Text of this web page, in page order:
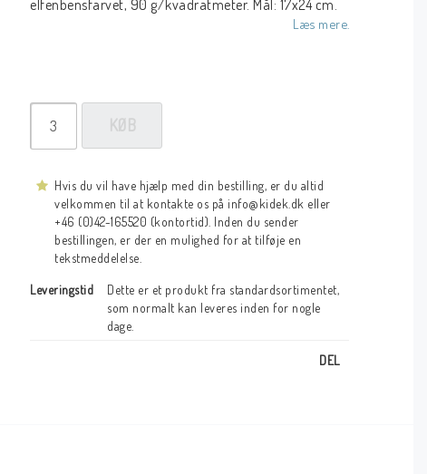
elfenbensfarvet, 90 g/kvadratmeter. Mål: 17x24 cm.
Læs mere.
KØB
Hvis du vil have hjælp med din bestilling, er du altid
velkommen til at kontakte os på info@kidek.dk eller
+46 (0)42-165520 (kontortid). Inden du sender
bestillingen, er der en mulighed for at tilføje en
tekstmeddelelse.
Leveringstid
Dette er et produkt fra standardsortimentet,
som normalt kan leveres inden for nogle
dage.
DEL